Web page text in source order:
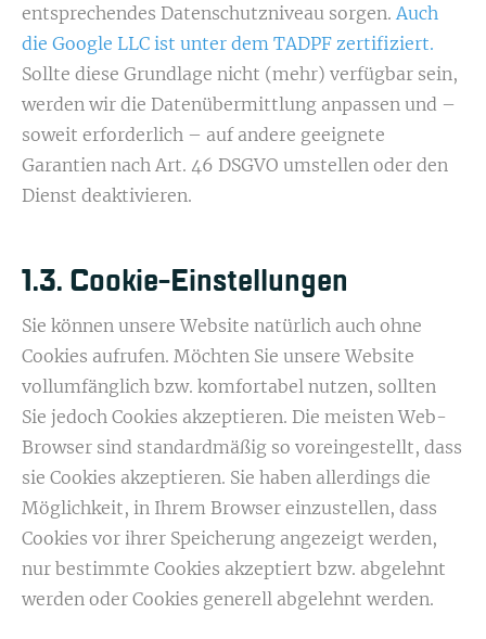
entsprechendes Datenschutzniveau sorgen. Auch
die Google LLC ist unter dem TADPF zertifiziert.
Sollte diese Grundlage nicht (mehr) verfügbar sein,
werden wir die Datenübermittlung anpassen und –
soweit erforderlich – auf andere geeignete
Garantien nach Art. 46 DSGVO umstellen oder den
Dienst deaktivieren.
1.3. Cookie-Einstellungen
Sie können unsere Website natürlich auch ohne
Cookies aufrufen. Möchten Sie unsere Website
vollumfänglich bzw. komfortabel nutzen, sollten
Sie jedoch Cookies akzeptieren. Die meisten Web-
Browser sind standardmäßig so voreingestellt, dass
sie Cookies akzeptieren. Sie haben allerdings die
Möglichkeit, in Ihrem Browser einzustellen, dass
Cookies vor ihrer Speicherung angezeigt werden,
nur bestimmte Cookies akzeptiert bzw. abgelehnt
werden oder Cookies generell abgelehnt werden.